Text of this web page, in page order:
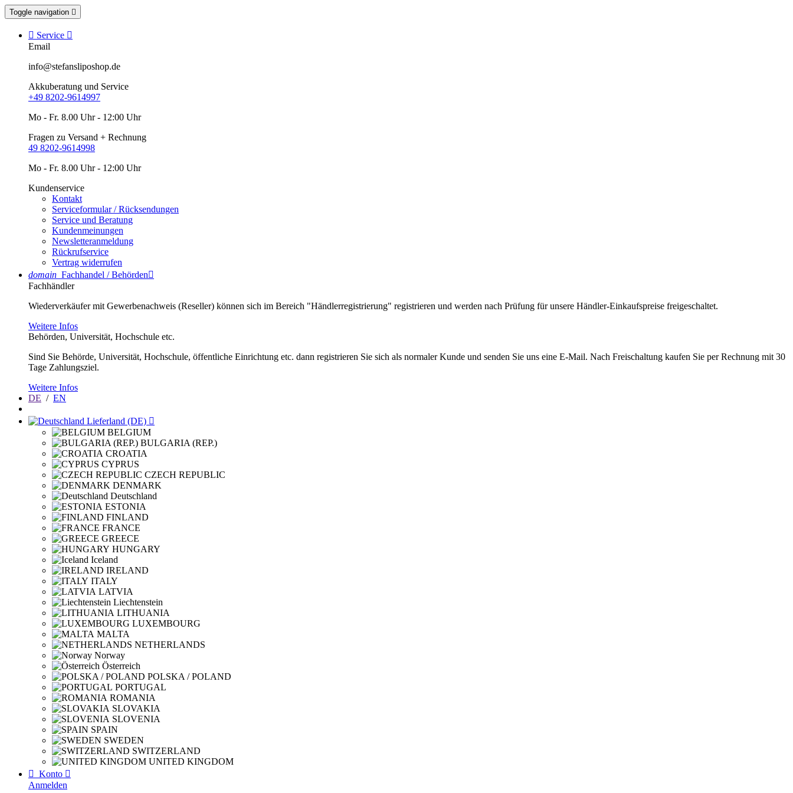
Toggle navigation 
 Service 
Email
info@stefansliposhop.de
Akkuberatung und Service
+49 8202-9614997
Mo - Fr. 8.00 Uhr - 12:00 Uhr
Fragen zu Versand + Rechnung
49 8202-9614998
Mo - Fr. 8.00 Uhr - 12:00 Uhr
Kundenservice
Kontakt
Serviceformular / Rücksendungen
Service und Beratung
Kundenmeinungen
Newsletteranmeldung
Rückrufservice
Vertrag widerrufen
domain Fachhandel / Behörden
Fachhändler
Wiederverkäufer mit Gewerbenachweis (Reseller) können sich im Bereich "Händlerregistrierung" registrieren und werden nach Prüfung für unsere Händler-Einkaufspreise freigeschaltet.
Weitere Infos
Behörden, Universität, Hochschule etc.
Sind Sie Behörde, Universität, Hochschule, öffentliche Einrichtung etc. dann registrieren Sie sich als normaler Kunde und senden Sie uns eine E-Mail. Nach Freischaltung kaufen Sie per Rechnung mit 30
Tage Zahlungsziel.
Weitere Infos
DE / EN
Lieferland (DE) 
BELGIUM
BULGARIA (REP.)
CROATIA
CYPRUS
CZECH REPUBLIC
DENMARK
Deutschland
ESTONIA
FINLAND
FRANCE
GREECE
HUNGARY
Iceland
IRELAND
ITALY
LATVIA
Liechtenstein
LITHUANIA
LUXEMBOURG
MALTA
NETHERLANDS
Norway
Österreich
POLSKA / POLAND
PORTUGAL
ROMANIA
SLOVAKIA
SLOVENIA
SPAIN
SWEDEN
SWITZERLAND
UNITED KINGDOM
 Konto 
Anmelden